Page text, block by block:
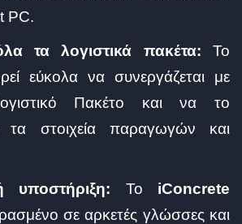
PC.
τα λογιστικά πακέτα: Το
εύκολα να συνεργάζεται με
Πακέτο και να το
τα στοιχεία παραγωγών και
υποστήριξη: Το iConcrete
σε αρκετές γλώσσες και